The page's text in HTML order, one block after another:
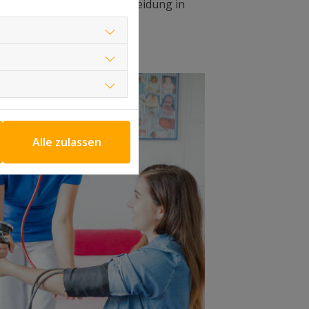
erfolgt eine Entscheidung in
Alle zulassen